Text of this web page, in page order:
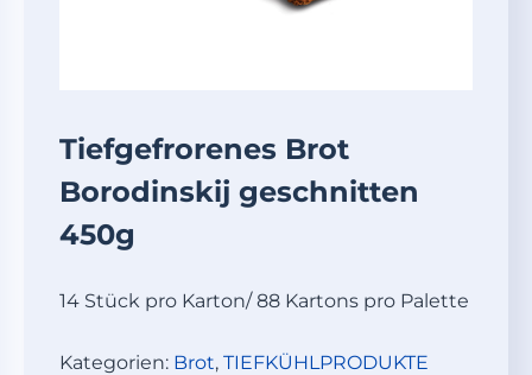
Tiefgefrorenes Brot
Borodinskij geschnitten
450g
14 Stück pro Karton/ 88 Kartons pro Palette
Kategorien: Brot, TIEFKÜHLPRODUKTE